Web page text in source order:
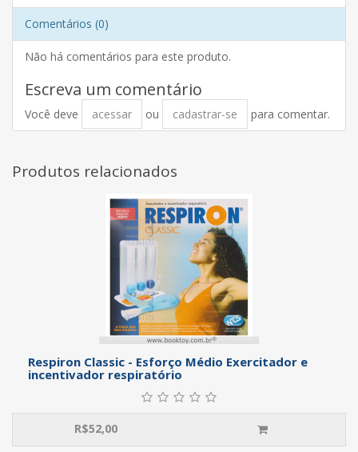
Comentários (0)
Não há comentários para este produto.
Escreva um comentário
Você deve acessar ou cadastrar-se para comentar.
Produtos relacionados
Respiron Classic - Esforço Médio Exercitador e
incentivador respiratório
R$52,00